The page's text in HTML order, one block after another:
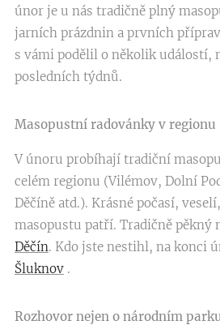
únor je u nás tradičně plný
jarních prázdnin a prvních
s vámi podělil o několik událostí,
posledních týdnů.
Masopustní radovánky v regionu
V únoru probíhají tradiční
celém regionu (Vilémov, Dolní
Děčíně atd.). Krásné počasí,
masopustu patří. Tradičně pěkný
Děčín. Kdo jste nestihl, na konci
Šluknov .
Rozhovor nejen o národním